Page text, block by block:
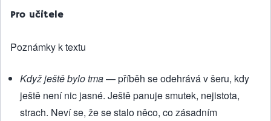
Pro učitele
Poznámky k textu
Když ještě bylo tma— příběh se odehrává v šeru, kdy
ještě není nic jasné. Ještě panuje smutek, nejistota,
strach. Neví se, že se stalo něco, co zásadním